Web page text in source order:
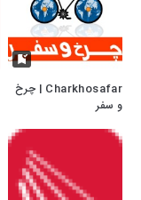
Charkhosafar | چرخ
و سفر